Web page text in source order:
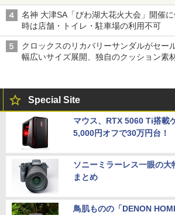
は1500円
名神 大津SA「びわ湖大花火大会」開催
時は店舗・トイレ・駐車場の利用不可
クロックスのリカバリーサンダルがセー
幅広いサイズ展開、独自のクッション素
Special Site
マウス、RTX 5060 Ti搭載
5,000円オフで30万円台！
ソニーミラーレス一眼の
まとめ
鳥肌ものの「DENON